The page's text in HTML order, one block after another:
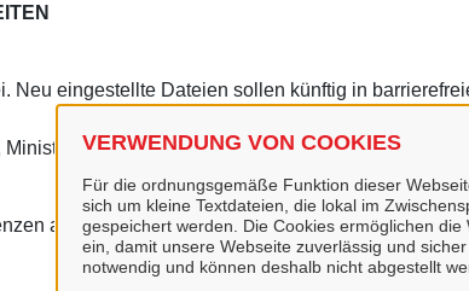
VERWENDUNG VON COOKIES
Für die ordnungsgemäße Funktion dieser
sich um kleine Textdateien, die lokal im
gespeichert werden. Die Cookies ermöglichen
ein, damit unsere Webseite zuverlässig und
notwendig und können deshalb nicht abgestellt
Neu eingestellte Dateien sollen künftig in
u.a.) bereitgestellt werden, liegen
außerhalb von www.clausthal-zellerfeld.de